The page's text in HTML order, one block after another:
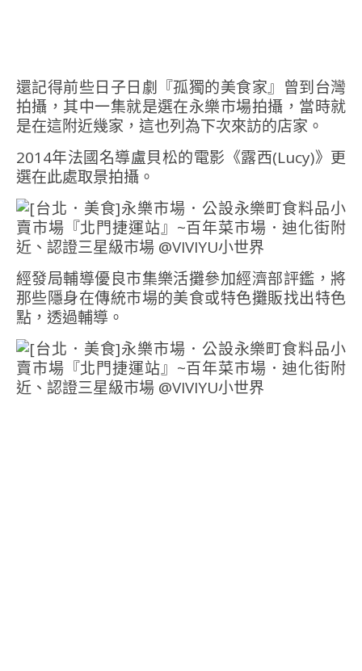
還記得前些日子日劇『孤獨的美食家』曾到台灣
拍攝，其中一集就是選在永樂市場拍攝，當時就
是在這附近幾家，這也列為下次來訪的店家。
2014年法國名導盧貝松的電影《露西(Lucy)》更
選在此處取景拍攝。
經發局輔導優良市集樂活攤參加經濟部評鑑，將
那些隱身在傳統市場的美食或特色攤販找出特色
點，透過輔導。